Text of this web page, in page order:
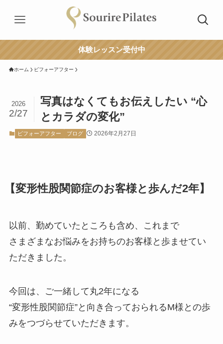
体験レッスン受付中
ホーム ビフォーアフター
写真はなくてもお伝えしたい “心
とカラダの変化”
2026
2/27
ビフォーアフター ブログ 2026年2月27日
【変形性股関節症のお客様と歩んだ2年】
以前、勤めていたところも含め、これまで
さまざまなお悩みをお持ちのお客様と歩ませてい
ただきました。
今回は、ご一緒して丸2年になる
“変形性股関節症”と向き合っておられるM様との歩
みをつづらせていただきます。